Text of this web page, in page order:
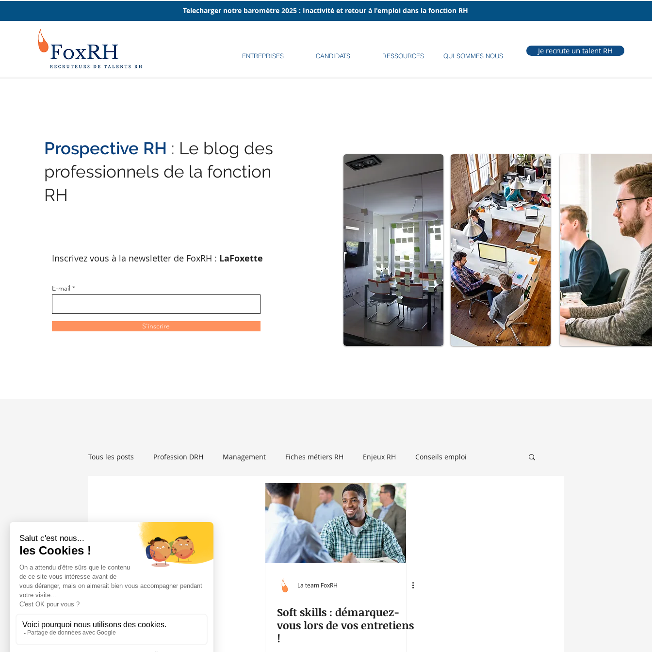
Telecharger notre baromètre 2025 : Inactivité et retour à l'emploi dans la fonction RH
ENTREPRISES CANDIDATS RESSOURCES QUI SOMMES NOUS
Je recrute un talent RH
Prospective RH : Le blog des
professionnels de la fonction
RH
Inscrivez vous à la newsletter de FoxRH : LaFoxette
E-mail
S'inscrire
Tous les posts Profession DRH Management Fiches métiers RH Enjeux RH Conseils emploi
Recrutement Tribune libre Podcasts
Auteur RH Femmes et RH
La team FoxRH
Soft skills : démarquez-
vous lors de vos entretiens
!